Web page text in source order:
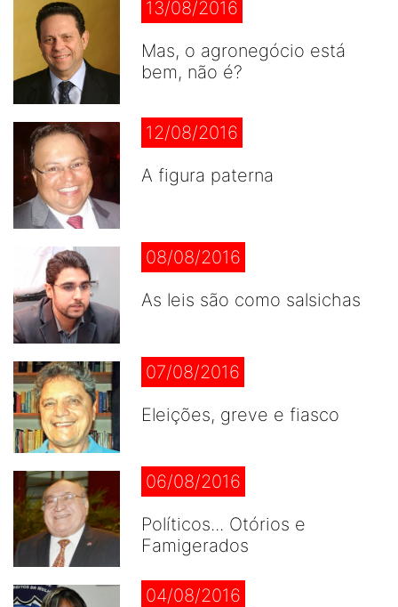
13/08/2016
Mas, o agronegócio está
bem, não é?
12/08/2016
A figura paterna
08/08/2016
As leis são como salsichas
07/08/2016
Eleições, greve e fiasco
06/08/2016
Políticos... Otórios e
Famigerados
04/08/2016